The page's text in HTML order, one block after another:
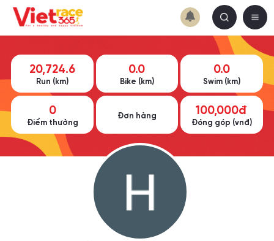
20,724.6
Run (km)
0.0
Bike (km)
0.0
Swim (km)
0
Điểm thưởng
Đơn hàng 100,000đ
Đóng góp (vnđ)